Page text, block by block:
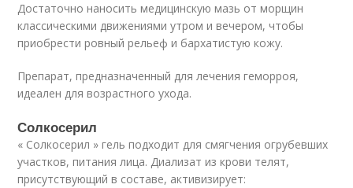
Достаточно наносить медицинскую мазь от морщин
классическими движениями утром и вечером, чтобы
приобрести ровный рельеф и бархатистую кожу.
Препарат, предназначенный для лечения геморроя,
идеален для возрастного ухода.
Солкосерил
« Солкосерил » гель подходит для смягчения огрубевших
участков, питания лица. Диализат из крови телят,
присутствующий в составе, активизирует: